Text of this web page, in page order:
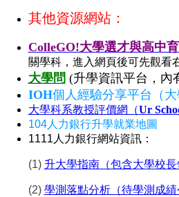
其他資源網站：
ColleGO!大學選才與高中
關學科，進入網頁後可先觀看
大學問 (升學資訊平台，內
IOH個人經驗分享平台（
大學科系教授評價網（Ur
104人力銀行升學就業地圖
1111人力銀行網站資訊：
(1) 升大學指南（包含大學校
(2) 學測落點分析（待學測成